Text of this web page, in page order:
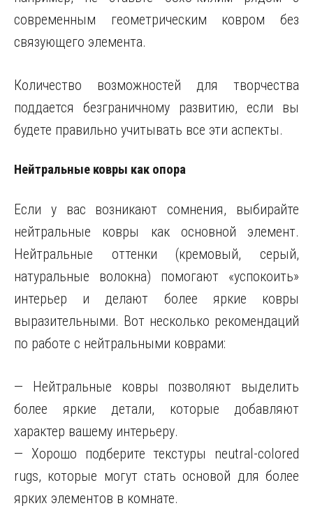
современным геометрическим ковром без
связующего элемента.
Количество возможностей для творчества
поддается безграничному развитию, если вы
будете правильно учитывать все эти аспекты.
Нейтральные ковры как опора
Если у вас возникают сомнения, выбирайте
нейтральные ковры как основной элемент.
Нейтральные оттенки (кремовый, серый,
натуральные волокна) помогают «успокоить»
интерьер и делают более яркие ковры
выразительными. Вот несколько рекомендаций
по работе с нейтральными коврами:
— Нейтральные ковры позволяют выделить
более яркие детали, которые добавляют
характер вашему интерьеру.
— Хорошо подберите текстуры neutral-colored
rugs, которые могут стать основой для более
ярких элементов в комнате.